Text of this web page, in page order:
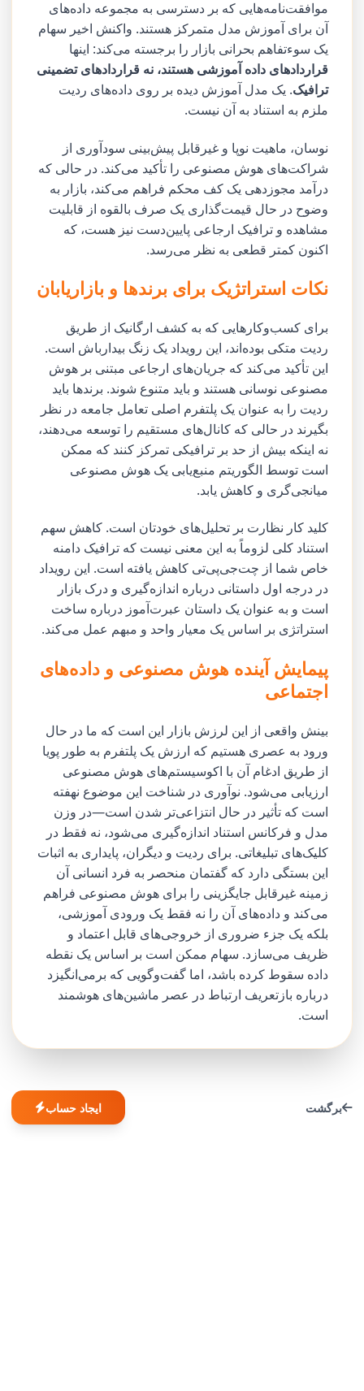
موافقت‌نامه‌هایی که بر دسترسی به مجموعه داده‌های
آن برای آموزش مدل متمرکز هستند. واکنش اخیر سهام
یک سوءتفاهم بحرانی بازار را برجسته می‌کند: اینها
قراردادهای داده آموزشی هستند، نه قراردادهای تضمینی
ترافیک. یک مدل آموزش دیده بر روی داده‌های ردیت
ملزم به استناد به آن نیست.
نوسان، ماهیت نوپا و غیرقابل پیش‌بینی سودآوری از
شراکت‌های هوش مصنوعی را تأکید می‌کند. در حالی که
درآمد مجوزدهی یک کف محکم فراهم می‌کند، بازار به
وضوح در حال قیمت‌گذاری یک صرف بالقوه از قابلیت
مشاهده و ترافیک ارجاعی پایین‌دست نیز هست، که
اکنون کمتر قطعی به نظر می‌رسد.
نکات استراتژیک برای برندها و بازاریابان
برای کسب‌وکارهایی که به کشف ارگانیک از طریق
ردیت متکی بوده‌اند، این رویداد یک زنگ بیدارباش است.
این تأکید می‌کند که جریان‌های ارجاعی مبتنی بر هوش
مصنوعی نوسانی هستند و باید متنوع شوند. برندها باید
ردیت را به عنوان یک پلتفرم اصلی تعامل جامعه در نظر
بگیرند در حالی که کانال‌های مستقیم را توسعه می‌دهند،
نه اینکه بیش از حد بر ترافیکی تمرکز کنند که ممکن
است توسط الگوریتم منبع‌یابی یک هوش مصنوعی
میانجی‌گری و کاهش یابد.
کلید کار نظارت بر تحلیل‌های خودتان است. کاهش سهم
استناد کلی لزوماً به این معنی نیست که ترافیک دامنه
خاص شما از چت‌جی‌پی‌تی کاهش یافته است. این رویداد
در درجه اول داستانی درباره اندازه‌گیری و درک بازار
است و به عنوان یک داستان عبرت‌آموز درباره ساخت
استراتژی بر اساس یک معیار واحد و مبهم عمل می‌کند.
پیمایش آینده هوش مصنوعی و داده‌های
اجتماعی
بینش واقعی از این لرزش بازار این است که ما در حال
ورود به عصری هستیم که ارزش یک پلتفرم به طور پویا
از طریق ادغام آن با اکوسیستم‌های هوش مصنوعی
ارزیابی می‌شود. نوآوری در شناخت این موضوع نهفته
است که تأثیر در حال انتزاعی‌تر شدن است—در وزن
مدل و فرکانس استناد اندازه‌گیری می‌شود، نه فقط در
کلیک‌های تبلیغاتی. برای ردیت و دیگران، پایداری به اثبات
این بستگی دارد که گفتمان منحصر به فرد انسانی آن
زمینه غیرقابل جایگزینی را برای هوش مصنوعی فراهم
می‌کند و داده‌های آن را نه فقط یک ورودی آموزشی،
بلکه یک جزء ضروری از خروجی‌های قابل اعتماد و
ظریف می‌سازد. سهام ممکن است بر اساس یک نقطه
داده سقوط کرده باشد، اما گفت‌وگویی که برمی‌انگیزد
درباره بازتعریف ارتباط در عصر ماشین‌های هوشمند
است.
برگشت ایجاد حساب